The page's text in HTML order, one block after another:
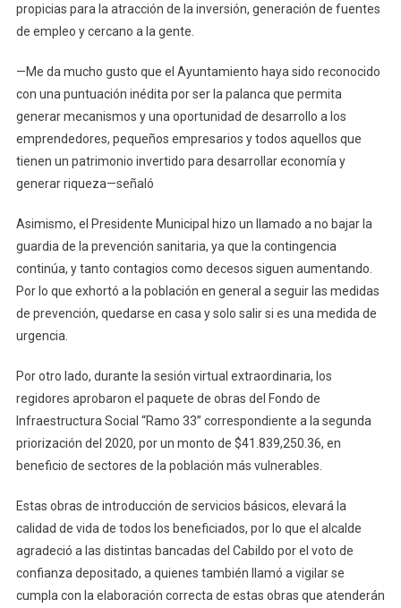
propicias para la atracción de la inversión, generación de fuentes
de empleo y cercano a la gente.
—Me da mucho gusto que el Ayuntamiento haya sido reconocido
con una puntuación inédita por ser la palanca que permita
generar mecanismos y una oportunidad de desarrollo a los
emprendedores, pequeños empresarios y todos aquellos que
tienen un patrimonio invertido para desarrollar economía y
generar riqueza—señaló
Asimismo, el Presidente Municipal hizo un llamado a no bajar la
guardia de la prevención sanitaria, ya que la contingencia
continúa, y tanto contagios como decesos siguen aumentando.
Por lo que exhortó a la población en general a seguir las medidas
de prevención, quedarse en casa y solo salir si es una medida de
urgencia.
Por otro lado, durante la sesión virtual extraordinaria, los
regidores aprobaron el paquete de obras del Fondo de
Infraestructura Social “Ramo 33” correspondiente a la segunda
priorización del 2020, por un monto de $41.839,250.36, en
beneficio de sectores de la población más vulnerables.
Estas obras de introducción de servicios básicos, elevará la
calidad de vida de todos los beneficiados, por lo que el alcalde
agradeció a las distintas bancadas del Cabildo por el voto de
confianza depositado, a quienes también llamó a vigilar se
cumpla con la elaboración correcta de estas obras que atenderán